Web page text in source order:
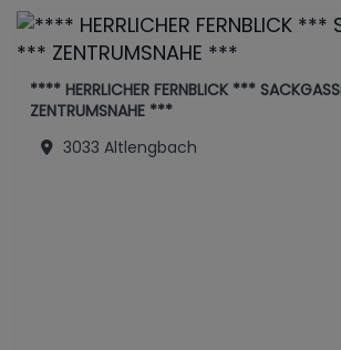
**** HERRLICHER FERNBLICK ***
ZENTRUMSNAHE ***
3033 Altlengbach